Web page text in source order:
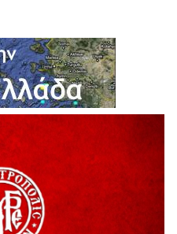
της οδού Περιβόλι –